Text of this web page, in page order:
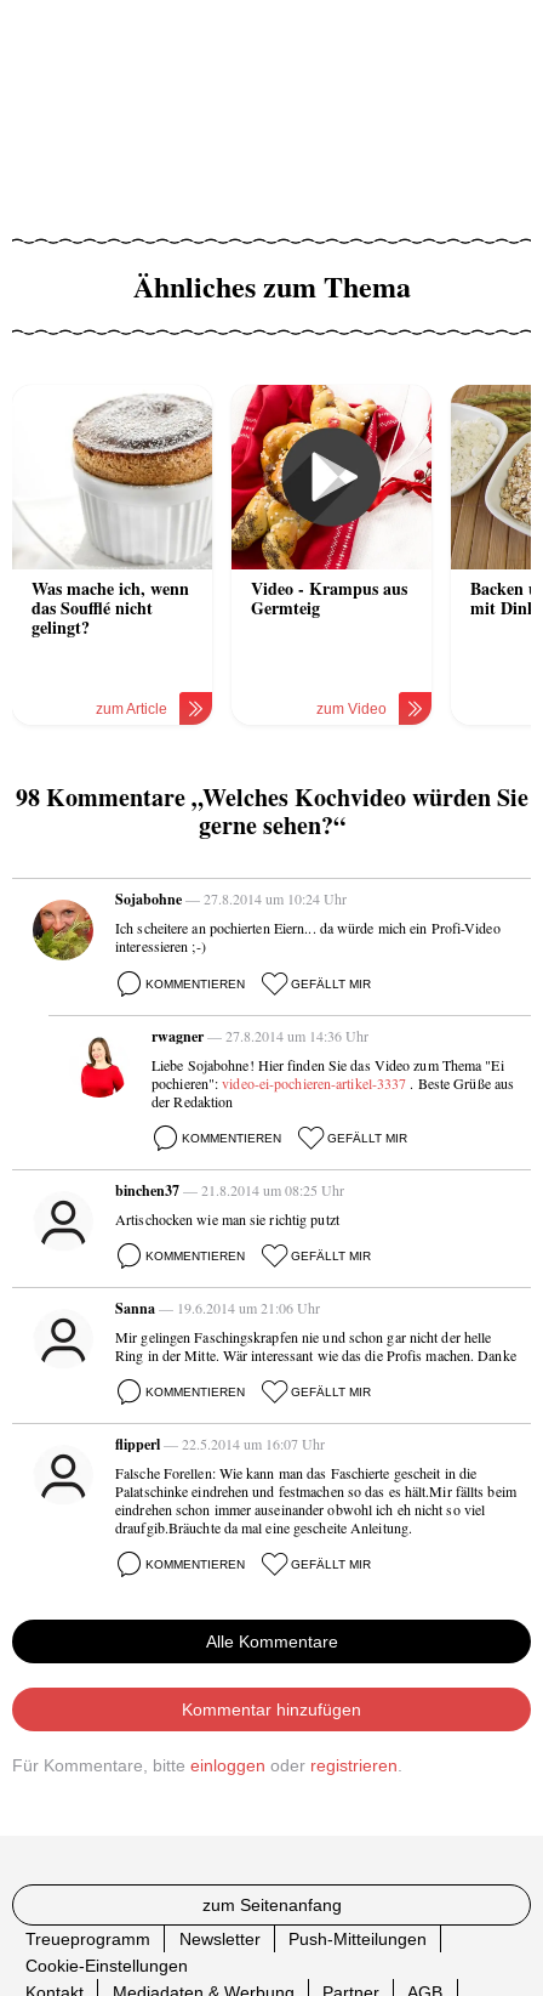
Ähnliches zum Thema
Was mache ich, wenn
das Soufflé nicht
gelingt?
zum Article
Video - Krampus aus
Germteig
zum Video
Backen
mit
98 Kommentare „Welches Kochvideo würden Sie
gerne sehen?“
Sojabohne— 27.8.2014 um 10:24 Uhr
Ich scheitere an pochierten Eiern... da würde mich ein Profi-Video
interessieren ;-)
KOMMENTIEREN GEFÄLLT MIR
rwagner— 27.8.2014 um 14:36 Uhr
Liebe Sojabohne! Hier finden Sie das Video zum Thema "Ei
pochieren":video-ei-pochieren-artikel-3337 . Beste Grüße aus
der Redaktion
KOMMENTIEREN GEFÄLLT MIR
binchen37— 21.8.2014 um 08:25 Uhr
Artischocken wie man sie richtig putzt
KOMMENTIEREN GEFÄLLT MIR
Sanna— 19.6.2014 um 21:06 Uhr
Mir gelingen Faschingskrapfen nie und schon gar nicht der helle
Ring in der Mitte. Wär interessant wie das die Profis machen. Danke
KOMMENTIEREN GEFÄLLT MIR
flipperl— 22.5.2014 um 16:07 Uhr
Falsche Forellen: Wie kann man das Faschierte gescheit in die
Palatschinke eindrehen und festmachen so das es hält.Mir fällts beim
eindrehen schon immer auseinander obwohl ich eh nicht so viel
draufgib.Bräuchte da mal eine gescheite Anleitung.
KOMMENTIEREN GEFÄLLT MIR
Alle Kommentare
Kommentar hinzufügen
Für Kommentare, bitte einloggen oder registrieren
zum Seitenanfang
Treueprogramm
Newsletter
Push-Mitteilungen
Cookie-Einstellungen